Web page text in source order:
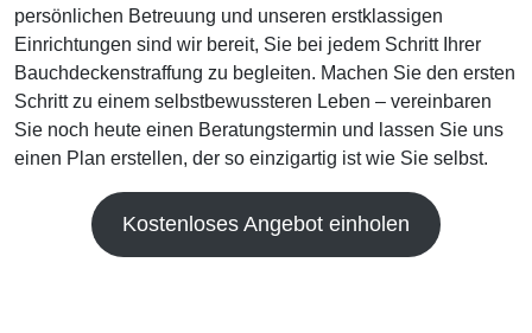
persönlichen Betreuung und unseren erstklassigen
Einrichtungen sind wir bereit, Sie bei jedem Schritt Ihrer
Bauchdeckenstraffung zu begleiten. Machen Sie den ersten
Schritt zu einem selbstbewussteren Leben – vereinbaren
Sie noch heute einen Beratungstermin und lassen Sie uns
einen Plan erstellen, der so einzigartig ist wie Sie selbst.
Kostenloses Angebot einholen